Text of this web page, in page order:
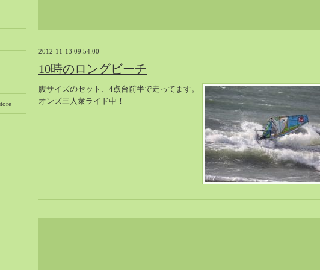
2012-11-13 09:54:00
10時のロングビーチ
腹サイズのセット、4点台前半で走ってます。
オンズ三人衆ライド中！